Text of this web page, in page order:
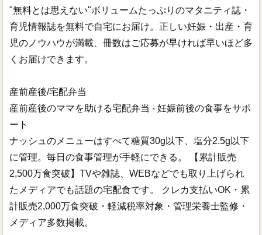
"無料とは思えない"ボリュームたっぷりのマタニティ誌・
育児情報誌を無料で自宅にお届け。正しい妊娠・出産・育
児のノウハウが満載、冊数はご応募が早ければ早いほど多
くお届けできます。
産前産後/宅配弁当
産前産後のママを助ける宅配弁当 - 妊娠前後の食事をサポ
ート
ナッシュのメニューはすべて糖質30g以下、塩分2.5g以下
に管理。毎日の食事管理が手軽にできる。 【累計販売
2,500万食突破】TVや雑誌、WEBなどでも取り上げられ
たメディアでも話題の宅配食です。 クレカ支払いOK・累
計販売2,000万食突破・軽減税率対象・管理栄養士監修・
メディア多数掲載。